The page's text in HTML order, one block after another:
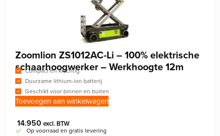
Zoomlion ZS1012AC-Li – 100% elektrische
schaarhoogwerker – Werkhoogte 12m
Compact en krachtig
Duurzame lithium-ion batterij
Geschikt voor binnen en buiten
Toevoegen aan winkelwagen
14.950 excl. BTW
Op voorraad en gratis levering